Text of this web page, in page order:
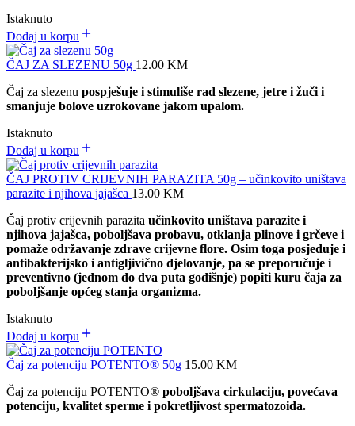
Istaknuto
Dodaj u korpu
ČAJ ZA SLEZENU 50g 12.00 KM
Čaj za slezenu pospješuje i stimuliše rad slezene, jetre i žuči i
smanjuje bolove uzrokovane jakom upalom.
Istaknuto
Dodaj u korpu
ČAJ PROTIV CRIJEVNIH PARAZITA 50g – učinkovito uništava
parazite i njihova jajašca 13.00 KM
Čaj protiv crijevnih parazita učinkovito uništava parazite i
njihova jajašca, poboljšava probavu, otklanja plinove i grčeve i
pomaže održavanje zdrave crijevne flore. Osim toga posjeduje i
antibakterijsko i antigljivično djelovanje, pa se preporučuje i
preventivno (jednom do dva puta godišnje) popiti kuru čaja za
poboljšanje općeg stanja organizma.
Istaknuto
Dodaj u korpu
Čaj za potenciju POTENTO® 50g 15.00 KM
Čaj za potenciju POTENTO® poboljšava cirkulaciju, povećava
potenciju, kvalitet sperme i pokretljivost spermatozoida.